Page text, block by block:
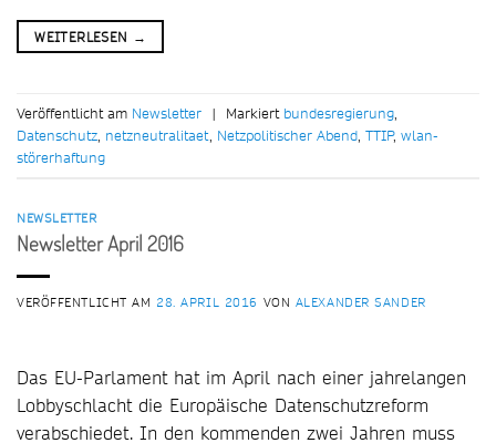
WEITERLESEN →
Veröffentlicht am Newsletter | Markiert bundesregierung,
Datenschutz, netzneutralitaet, Netzpolitischer Abend, TTIP, wlan-
störerhaftung
NEWSLETTER
Newsletter April 2016
VERÖFFENTLICHT AM 28. APRIL 2016 VON ALEXANDER SANDER
Das EU-Parlament hat im April nach einer jahrelangen
Lobbyschlacht die Europäische Datenschutzreform
verabschiedet. In den kommenden zwei Jahren muss